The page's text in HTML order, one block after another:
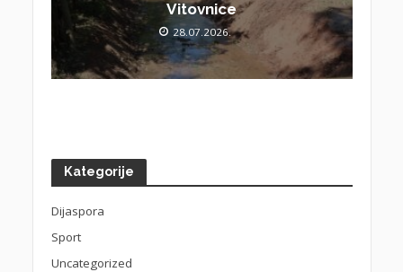
Vitovnice
28.07.2026.
Kategorije
Dijaspora
Sport
Uncategorized